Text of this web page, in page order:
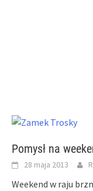
Pomysł na
28 maja 2013
Weekend w raju